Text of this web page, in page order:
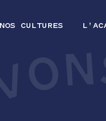
NOS CULTURES